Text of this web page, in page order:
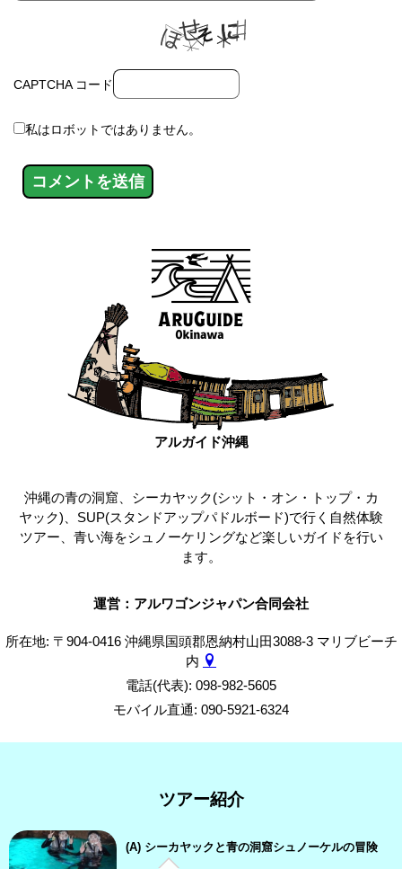
CAPTCHA コード
私はロボットではありません。
アルガイド沖縄
沖縄の青の洞窟、シーカヤック(シット・オン・トップ・カ
ヤック)、SUP(スタンドアップパドルボード)で行く自然体験
ツアー、青い海をシュノーケリングなど楽しいガイドを行い
ます。
運営：アルワゴンジャパン合同会社
所在地: 〒904-0416 沖縄県国頭郡恩納村山田3088-3 マリブビーチ
内
電話(代表): 098-982-5605
モバイル直通: 090-5921-6324
ツアー紹介
(A) シーカヤックと青の洞窟シュノーケルの冒険